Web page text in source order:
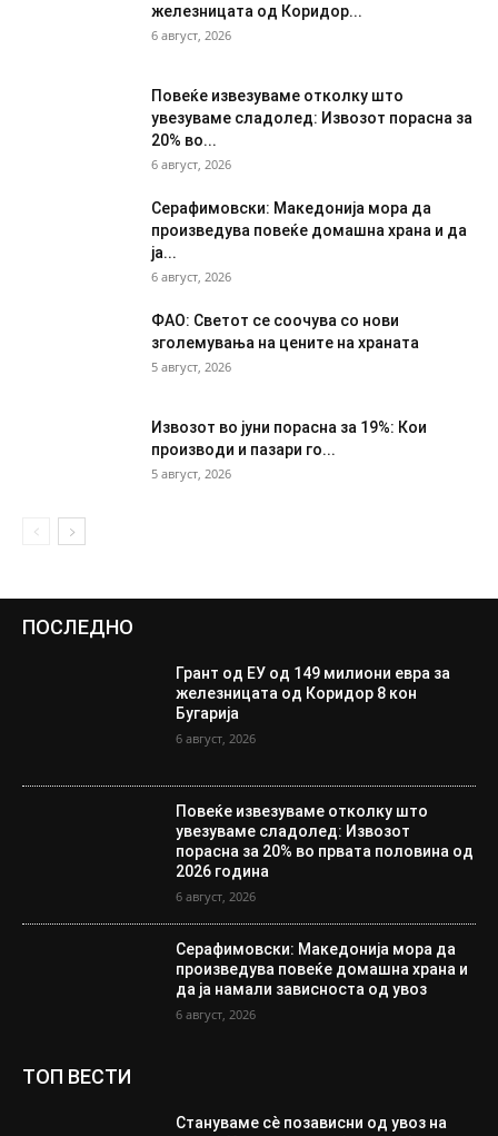
железницата од Коридор...
6 август, 2026
Повеќе извезуваме отколку што
увезуваме сладолед: Извозот порасна за
20% во...
6 август, 2026
Серафимовски: Македонија мора да
произведува повеќе домашна храна и да
ја...
6 август, 2026
ФАО: Светот се соочува со нови
зголемувања на цените на храната
5 август, 2026
Извозот во јуни порасна за 19%: Кои
производи и пазари го...
5 август, 2026
ПОСЛЕДНО
Грант од ЕУ од 149 милиони евра за
железницата од Коридор 8 кон
Бугарија
6 август, 2026
Повеќе извезуваме отколку што
увезуваме сладолед: Извозот
порасна за 20% во првата половина од
2026 година
6 август, 2026
Серафимовски: Македонија мора да
произведува повеќе домашна храна и
да ја намали зависноста од увоз
6 август, 2026
ТОП ВЕСТИ
Стануваме сè позависни од увоз на